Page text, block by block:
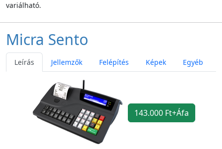
variálható.
Micra Sento
Leírás Jellemzők Felépítés Képek Egyéb
143.000 Ft+Áfa